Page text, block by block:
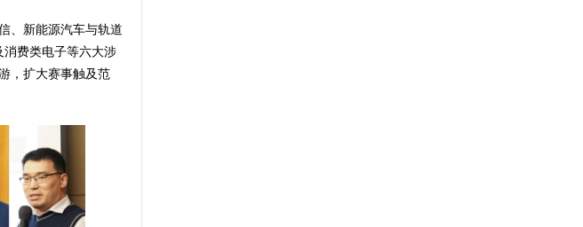
、新能源汽车与轨道
费类电子等六大涉
，扩大赛事触及范